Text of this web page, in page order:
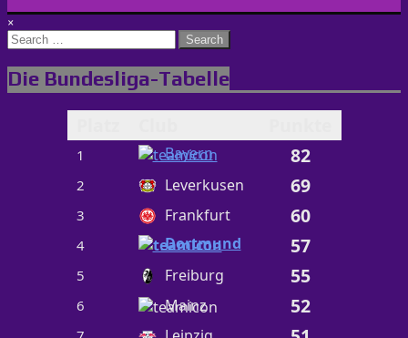
×
Search
for:
Die Bundesliga-Tabelle
1 Bayern 82
2 Leverkusen 69
3 Frankfurt 60
4 Dortmund 57
5 Freiburg 55
6 Mainz 52